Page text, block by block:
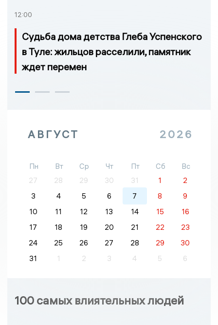
12:00
Судьба дома детства Глеба Успенского
в Туле: жильцов расселили, памятник
ждет перемен
АВГУСТ 2026
Пн Вт Ср Чт Пт Сб
Вс
27
28 29 30 31 1
2
3
4 5 6 7 8
9
10
11 12 13 14 15
16
17
18 19 20 21 22
23
24
25 26 27 28 29
30
31
1 2 3 4 5 6
100 самых влиятельных людей